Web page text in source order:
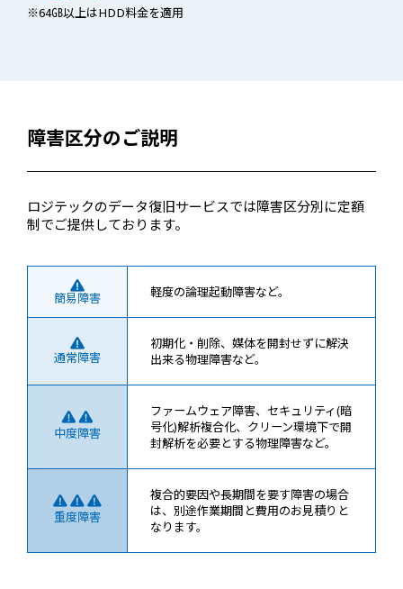
※64㎇以上はHDD料金を適用
障害区分のご説明
ロジテックのデータ復旧サービスでは障害区分別に定額
制でご提供しております。
簡易障害 軽度の論理起動障害など。
通常障害
初期化・削除、媒体を開封せずに解決
出来る物理障害など。
中度障害
ファームウェア障害、セキュリティ(暗
号化)解析複合化、クリーン環境下で開
封解析を必要とする物理障害など。
重度障害
複合的要因や長期間を要す障害の場合
は、別途作業期間と費用のお見積りと
なります。